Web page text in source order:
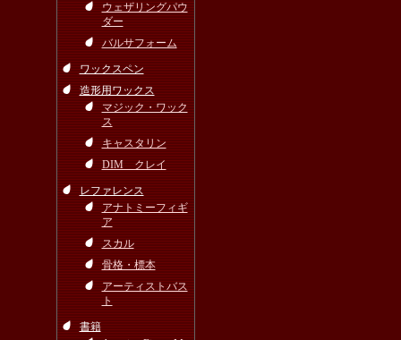
ウェザリングパウ
ダー
バルサフォーム
ワックスペン
造形用ワックス
マジック・ワック
ス
キャスタリン
DIM クレイ
レファレンス
アナトミーフィギ
ア
スカル
骨格・標本
アーティストバス
ト
書籍